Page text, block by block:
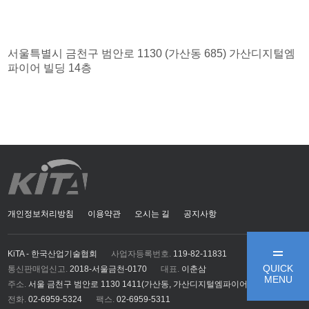
QUICK
MENU
서울특별시 금천구 범안로 1130 (가산동 685) 가산디지털엠
파이어 빌딩 14층
개인정보처리방침 이용약관 오시는 길 공지사항
KiTA - 한국산업기술협회 사업자등록번호. 119-82-11831
통신판매업신고. 2018-서울금천-0170 대표. 이춘삼
주소. 서울 금천구 범안로 1130 1411(가산동, 가산디지털엠파이어)
전화. 02-6959-5324 팩스. 02-6959-5311